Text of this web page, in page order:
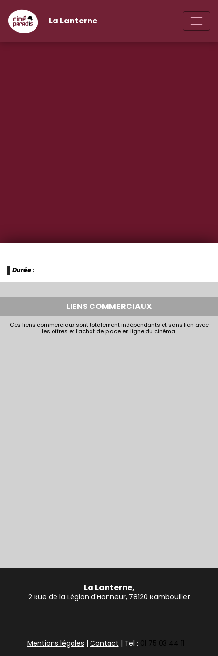
La Lanterne
Durée :
LIENS COMMERCIAUX
Ces liens commerciaux sont totalement indépendants et sans lien avec
les offres et l'achat de place en ligne du cinéma.
La Lanterne,
2 Rue de la Légion d'Honneur, 78120 Rambouillet
Mentions légales | Contact | Tel : 01 75 03 44 11